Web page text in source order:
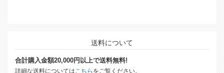
送料について